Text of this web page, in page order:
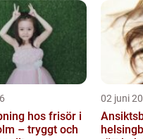
hos frisör i
– tryggt och
02 juni
helsingborg så